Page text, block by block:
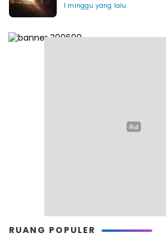
1 minggu yang lalu
RUANG POPULER